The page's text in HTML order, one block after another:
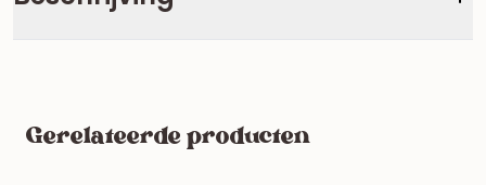
Gerelateerde producten